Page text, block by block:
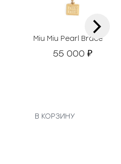
Miu Miu Pearl Bracelet
55 000₽
В КОРЗИНУ
›